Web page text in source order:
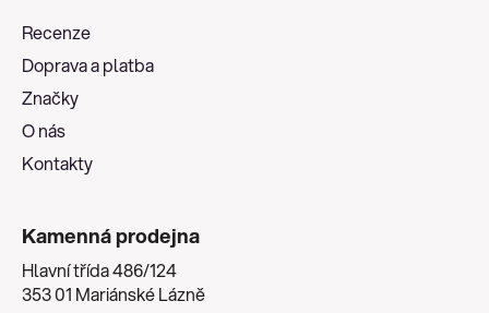
Recenze
Doprava a platba
Značky
O nás
Kontakty
Kamenná prodejna
Hlavní třída 486/124
353 01 Mariánské Lázně